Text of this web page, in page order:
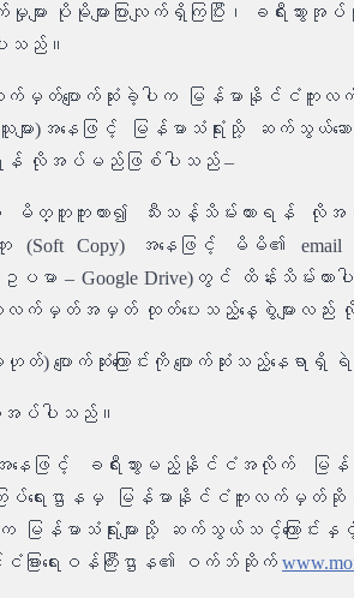
ျား ပိုမိုများပြားလျက်ရှိကြပြီး၊ ခရီးသွ
ါသည်။
ပျောက်ဆုံးခဲ့ပါက မြန်မာနိုင်ငံကူးလက်မှတ်
ရောက်သူများ)အနေဖြင့် မြန်မာသံရုံး
းရန် လိုအပ်မည်ဖြစ်ပါသည် –
တ္တူကူးထား၍ သီးသန့်သိမ်းထားရန်
Copy) အနေဖြင့် မိမိ၏
– Google Drive)တွင် ထိန်းသိမ်းထားပါ
ကူးလက်မှတ်အမှတ် ထုတ်ပေးသည့်နေ့စွဲများလည်
) ပျောက်ဆုံးကြောင်းကို ပျောက်ဆုံးသည့်နေရ
ပ်ပါသည်။
အနေဖြင့် ခရီးသွားမည့်နိုင်ငံအလိုက် မြန်မ
းဌာနမှ မြန်မာနိုင်ငံကူးလက်မှတ်ဆိုင်ရ
မြန်မာသံရုံးများသို့ ဆက်သွယ်သင့်ကြော
ားရေးဝန်ကြီးဌာန၏ ဝက်ဘ်ဆိုက်